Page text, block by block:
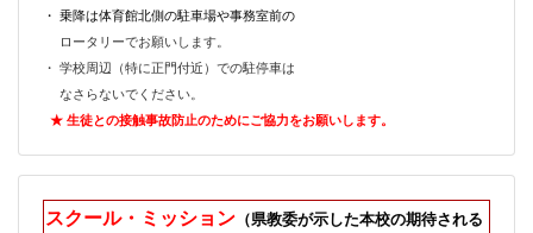
・ 乗降は体育館北側の駐車場や事務室前の
ロータリーでお願いします。
・ 学校周辺（特に正門付近）での駐停車は
なさらないでください。
★ 生徒との接触事故防止のためにご協力をお願いします。
スクール・ミッション （県教委が示した本校の期待される